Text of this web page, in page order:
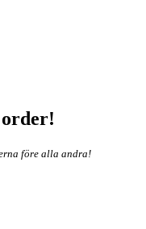
före alla andra!